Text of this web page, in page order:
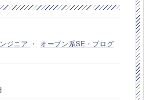
ジニア ・ オープン系SE・プログ